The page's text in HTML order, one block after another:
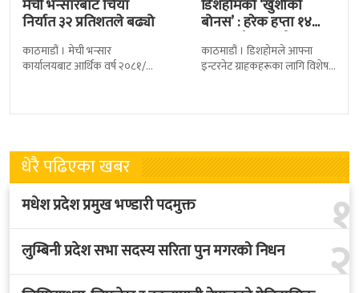
मेची भन्सारबाट चिया
निर्यात ३२ प्रतिशतले बढ्यो
काठमाडौं । मेची भन्सार
कार्यालयबाट आर्थिक वर्ष २०८१/८२
तथ्याङ्कानुसार
डिशहोमको ‘खुशीको
बोनस’ : हरेक हप्ता १४
जनालाई एक वर्ष…
काठमाडौं । डिशहोमले आफ्ना
इन्टरनेट ग्राहकहरूका लागि विशेष
धेरै पढिएका खबर
१
मधेश प्रदेश प्रमुख भण्डारी पदमुक्त
२
लुम्बिनी प्रदेश सभा सदस्य सरिता पुन मगरको निधन